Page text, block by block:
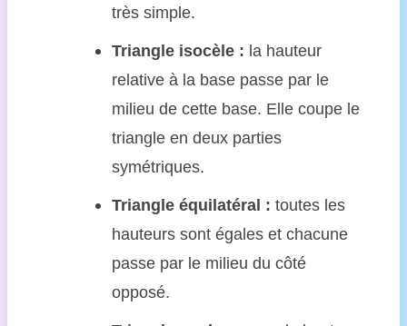
très simple.
Triangle isocèle : la hauteur
relative à la base passe par le
milieu de cette base. Elle coupe le
triangle en deux parties
symétriques.
Triangle équilatéral : toutes les
hauteurs sont égales et chacune
passe par le milieu du côté
opposé.